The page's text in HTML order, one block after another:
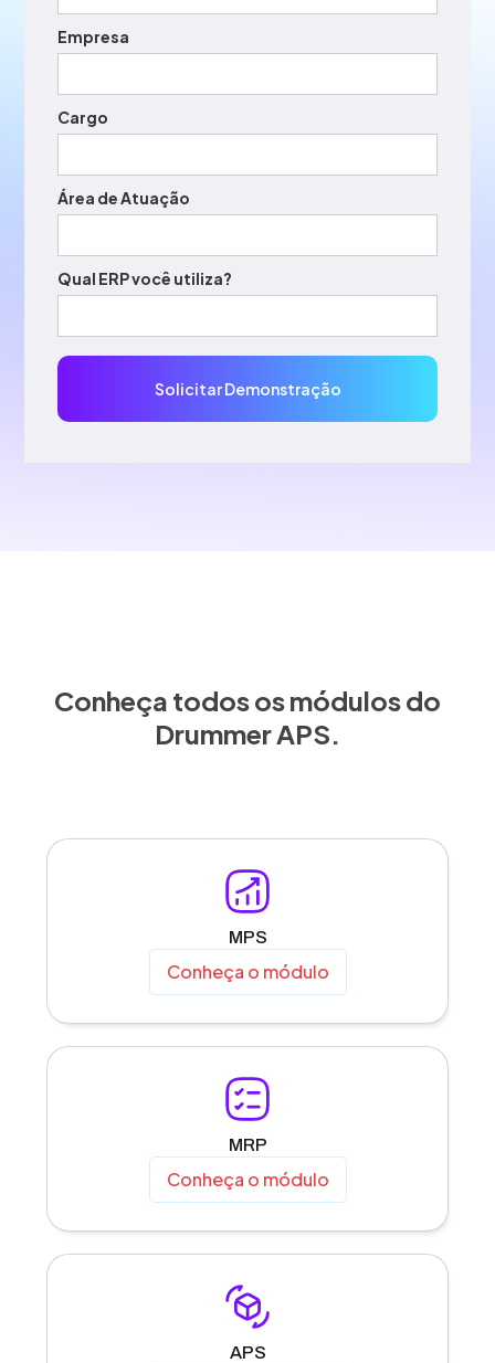
Empresa
Cargo
Área de Atuação
Qual ERP você utiliza?
Conheça todos os módulos do
Drummer APS.
MPS
Conheça o módulo
MRP
Conheça o módulo
APS